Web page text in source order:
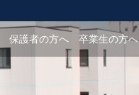
保護者の方へ 卒業生の方へ